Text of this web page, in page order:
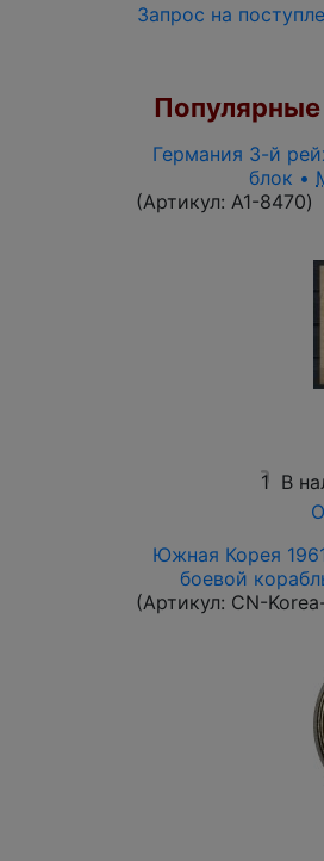
Запрос на
Германия 3-й
блок •
(Артикул: A1-8470)
1 В
Южная Корея
боевой
(Артикул: CN-